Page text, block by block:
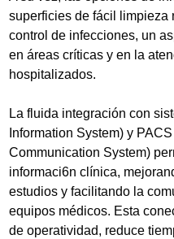
superficies de fácil limpieza
control de infecciones, un
en áreas críticas y en la
hospitalizados.
La fluida integración con
Information System) y
Communication System)
informaci6n clínica,
estudios y facilitando la
equipos médicos. Esta
de operatividad, reduce